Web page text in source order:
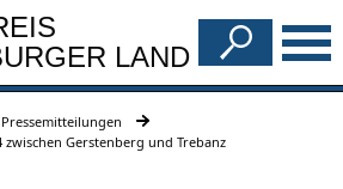
LAND
Pressemitteilungen
Gerstenberg und Trebanz